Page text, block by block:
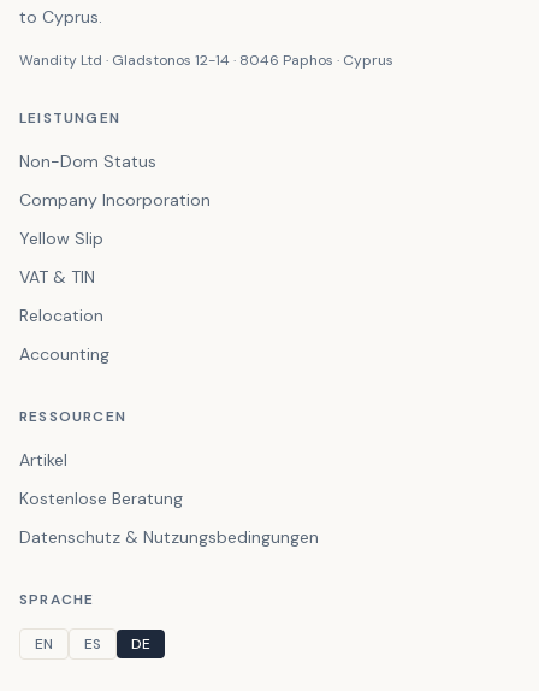
to Cyprus.
Wandity Ltd · Gladstonos 12-14 · 8046 Paphos · Cyprus
LEISTUNGEN
Non-Dom Status
Company Incorporation
Yellow Slip
VAT & TIN
Relocation
Accounting
RESSOURCEN
Artikel
Kostenlose Beratung
Datenschutz & Nutzungsbedingungen
SPRACHE
EN ES DE